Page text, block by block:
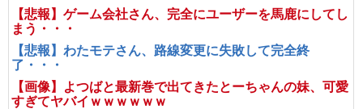
【悲報】ゲーム会社さん、完全にユーザーを馬鹿にしてし
まう・・・
【悲報】わたモテさん、路線変更に失敗して完全終
了・・・
【画像】よつばと最新巻で出てきたとーちゃんの妹、可愛
すぎてヤバイｗｗｗｗｗｗ